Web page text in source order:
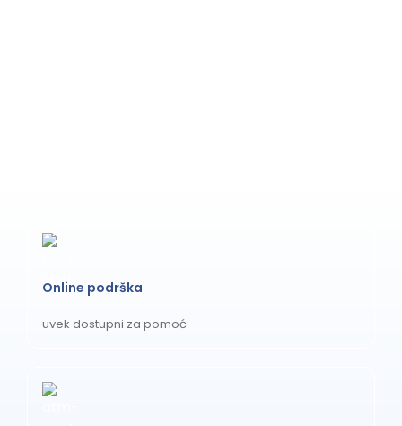
Online podrška
uvek dostupni za pomoć